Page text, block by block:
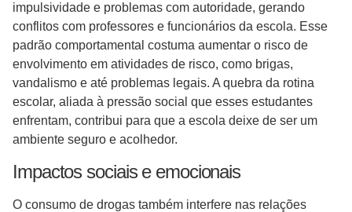
impulsividade e problemas com autoridade, gerando
conflitos com professores e funcionários da escola. Esse
padrão comportamental costuma aumentar o risco de
envolvimento em atividades de risco, como brigas,
vandalismo e até problemas legais. A quebra da rotina
escolar, aliada à pressão social que esses estudantes
enfrentam, contribui para que a escola deixe de ser um
ambiente seguro e acolhedor.
Impactos sociais e emocionais
O consumo de drogas também interfere nas relações